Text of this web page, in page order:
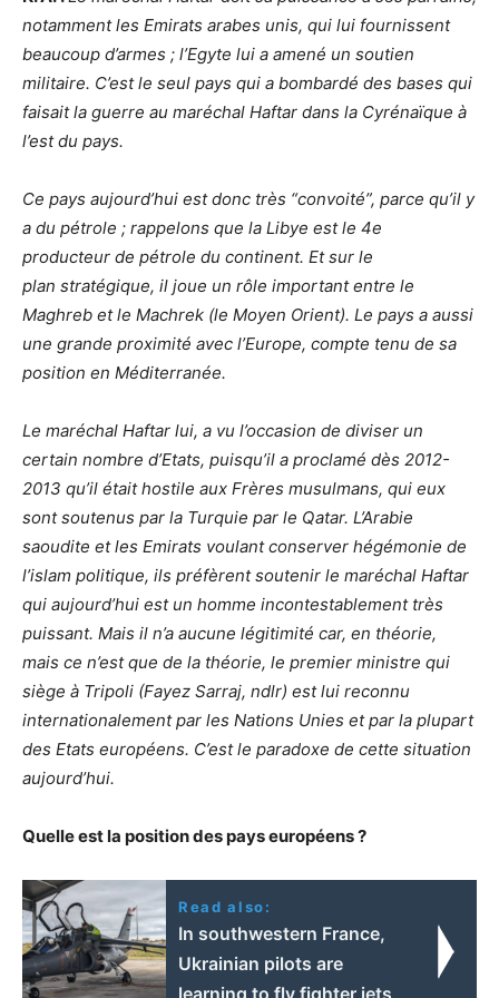
notamment les Emirats arabes unis, qui lui fournissent
beaucoup d’armes ; l’Egyte lui a amené un soutien
militaire. C’est le seul pays qui a bombardé des bases qui
faisait la guerre au maréchal Haftar dans la Cyrénaïque à
l’est du pays.
Ce pays aujourd’hui est donc très “convoité”, parce qu’il y
a du pétrole ; rappelons que la Libye est le 4e
producteur de pétrole du continent. Et sur le
plan stratégique, il joue un rôle important entre le
Maghreb et le Machrek (le Moyen Orient). Le pays a aussi
une grande proximité avec l’Europe, compte tenu de sa
position en Méditerranée.
Le maréchal Haftar lui, a vu l’occasion de diviser un
certain nombre d’Etats, puisqu’il a proclamé dès 2012-
2013 qu’il était hostile aux Frères musulmans, qui eux
sont soutenus par la Turquie par le Qatar. L’Arabie
saoudite et les Emirats voulant conserver hégémonie de
l’islam politique, ils préfèrent soutenir le maréchal Haftar
qui aujourd’hui est un homme incontestablement très
puissant. Mais il n’a aucune légitimité car, en théorie,
mais ce n’est que de la théorie, le premier ministre qui
siège à Tripoli (Fayez Sarraj, ndlr) est lui reconnu
internationalement par les Nations Unies et par la plupart
des Etats européens. C’est le paradoxe de cette situation
aujourd’hui.
Quelle est la position des pays européens ?
Read also:
In southwestern France,
Ukrainian pilots are
learning to fly fighter jets